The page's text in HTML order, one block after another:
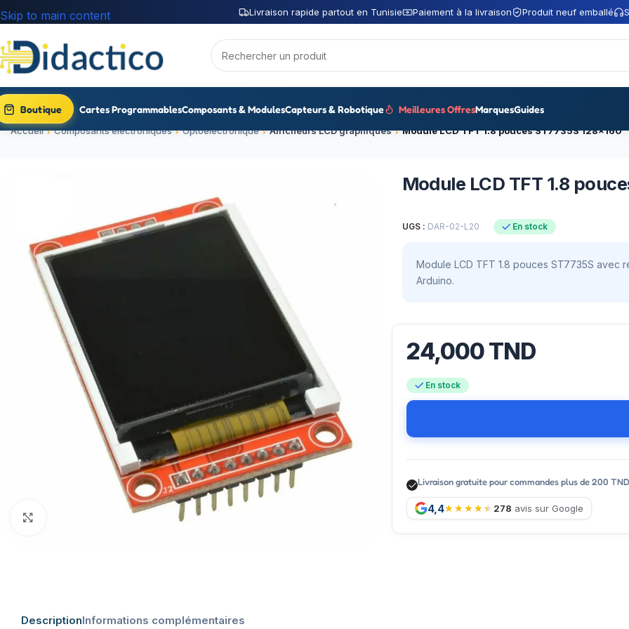
Livraison rapide partout en Tunisie Paiement à la livraison Produit neuf emballé
Skip to main content
Boutique Cartes ProgrammablesComposants & ModulesCapteurs & Robotique Meilleures OffresMarquesGuides
Accueil Composants électroniques Optoélectronique Afficheurs LCD graphiques Module LCD TFT 1.8 pouces ST7735S 128×160
Module LCD TFT 1.8
UGS : DAR-02-L20 En stock
Module LCD TFT 1.8 pouces ST7735S avec
Arduino.
24,000TND
En stock
Livraison gratuite pour commandes plus de 200 TND
4,4 278 avis sur Google
DescriptionInformations complémentaires